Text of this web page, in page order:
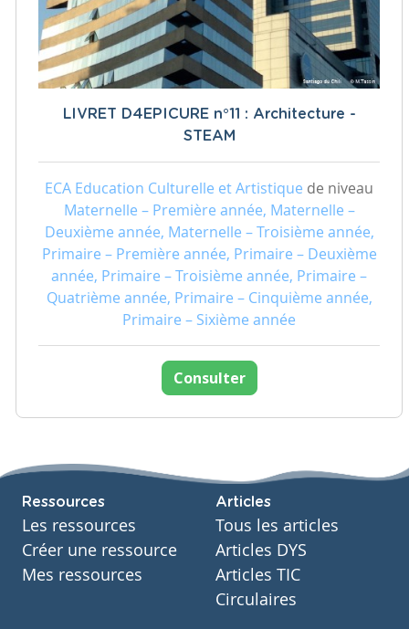
LIVRET D4EPICURE n°11 : Architecture -
STEAM
ECA Education Culturelle et Artistique de niveau
Maternelle – Première année, Maternelle –
Deuxième année, Maternelle – Troisième année,
Primaire – Première année, Primaire – Deuxième
année, Primaire – Troisième année, Primaire –
Quatrième année, Primaire – Cinquième année,
Primaire – Sixième année
Consulter
Ressources
Les ressources
Créer une ressource
Mes ressources
Articles
Tous les articles
Articles DYS
Articles TIC
Circulaires